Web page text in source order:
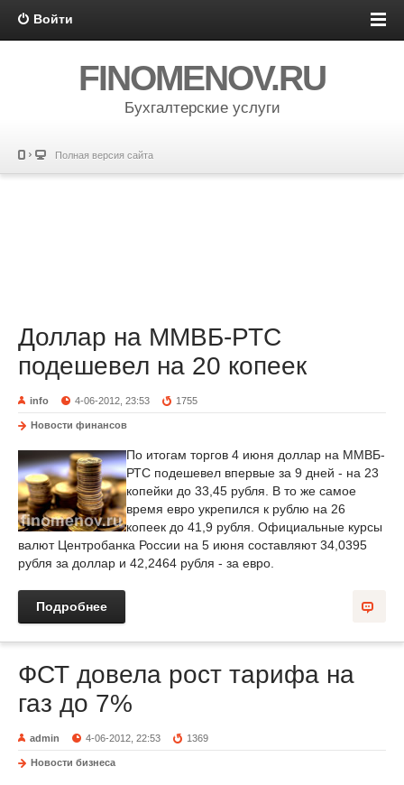
Войти
FINOMENOV.RU
Бухгалтерские услуги
Полная версия сайта
Доллар на ММВБ-РТС
подешевел на 20 копеек
info 4-06-2012, 23:53 1755
Новости финансов
По итогам торгов 4 июня доллар на ММВБ-
РТС подешевел впервые за 9 дней - на 23
копейки до 33,45 рубля. В то же самое
время евро укрепился к рублю на 26
копеек до 41,9 рубля. Официальные курсы
валют Центробанка России на 5 июня составляют 34,0395
рубля за доллар и 42,2464 рубля - за евро.
Подробнее
ФСТ довела рост тарифа на
газ до 7%
admin 4-06-2012, 22:53 1369
Новости бизнеса